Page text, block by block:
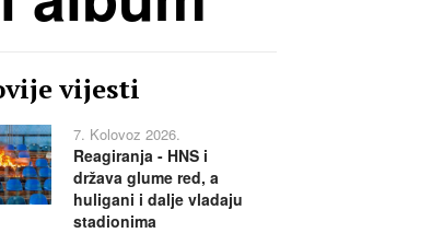
vijesti
7. Kolovoz 2026.
Reagiranja - HNS i
država glume red, a
huligani i dalje vladaju
stadionima